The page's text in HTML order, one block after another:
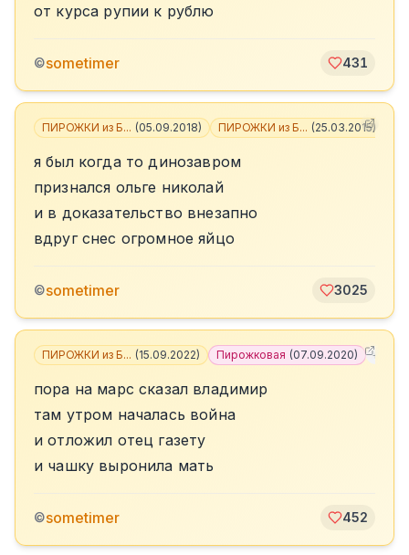
от курса рупии к рублю
©sometimer 431
ПИРОЖКИ из Б... (05.09.2018) ПИРОЖКИ из Б... (25.03.2015)
я был когда то динозавром
признался ольге николай
и в доказательство внезапно
вдруг снес огромное яйцо
©sometimer 3025
ПИРОЖКИ из Б... (15.09.2022) Пирожковая (07.09.2020) +
пора на марс сказал владимир
там утром началась война
и отложил отец газету
и чашку выронила мать
©sometimer 452